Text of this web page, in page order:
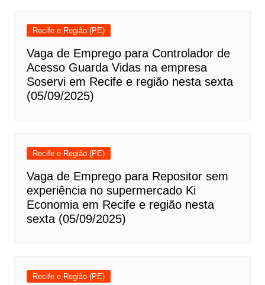
Recife e Região (PE)
Vaga de Emprego para Controlador de
Acesso Guarda Vidas na empresa
Soservi em Recife e região nesta sexta
(05/09/2025)
Recife e Região (PE)
Vaga de Emprego para Repositor sem
experiência no supermercado Ki
Economia em Recife e região nesta
sexta (05/09/2025)
Recife e Região (PE)